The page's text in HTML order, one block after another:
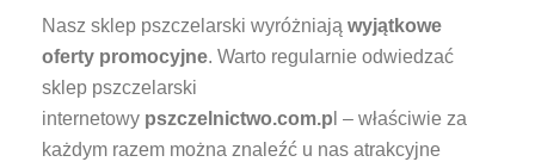
Nasz sklep pszczelarski wyróżniają wyjątkowe
oferty promocyjne. Warto regularnie odwiedzać
sklep pszczelarski
internetowy pszczelnictwo.com.p l – właściwie za
każdym razem można znaleźć u nas atrakcyjne